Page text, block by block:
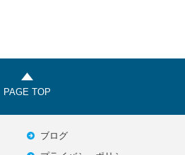
PAGE TOP
ブログ